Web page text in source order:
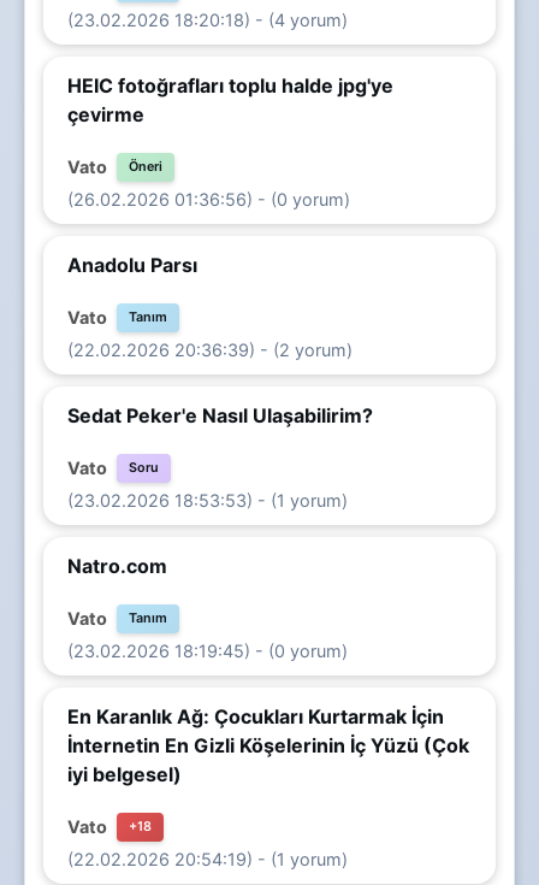
(23.02.2026 18:20:18) - (4 yorum)
HEIC fotoğrafları toplu halde jpg'ye
çevirme
Vato Öneri
(26.02.2026 01:36:56) - (0 yorum)
Anadolu Parsı
Vato Tanım
(22.02.2026 20:36:39) - (2 yorum)
Sedat Peker'e Nasıl Ulaşabilirim?
Vato Soru
(23.02.2026 18:53:53) - (1 yorum)
Natro.com
Vato Tanım
(23.02.2026 18:19:45) - (0 yorum)
En Karanlık Ağ: Çocukları Kurtarmak İçin
İnternetin En Gizli Köşelerinin İç Yüzü (Çok
iyi belgesel)
Vato +18
(22.02.2026 20:54:19) - (1 yorum)